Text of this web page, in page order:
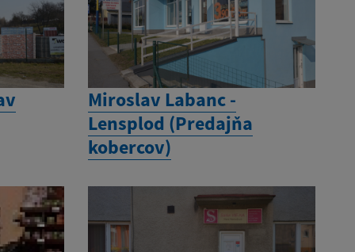
Miroslav Labanc -
Lensplod (Predajňa
kobercov)